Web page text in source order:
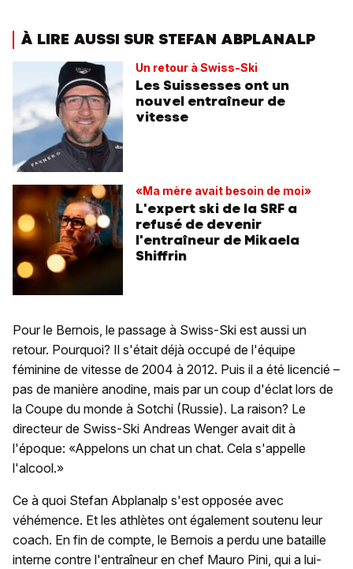
À LIRE AUSSI SUR STEFAN ABPLANALP
Un retour à Swiss-Ski
Les Suissesses ont un
nouvel entraîneur de
vitesse
«Ma mère avait besoin de moi»
L'expert ski de la SRF a
refusé de devenir
l'entraîneur de Mikaela
Shiffrin
Pour le Bernois, le passage à Swiss-Ski est aussi un
retour. Pourquoi? Il s'était déjà occupé de l'équipe
féminine de vitesse de 2004 à 2012. Puis il a été licencié –
pas de manière anodine, mais par un coup d'éclat lors de
la Coupe du monde à Sotchi (Russie). La raison? Le
directeur de Swiss-Ski Andreas Wenger avait dit à
l'époque: «Appelons un chat un chat. Cela s'appelle
l'alcool.»
Ce à quoi Stefan Abplanalp s'est opposée avec
véhémence. Et les athlètes ont également soutenu leur
coach. En fin de compte, le Bernois a perdu une bataille
interne contre l'entraîneur en chef Mauro Pini, qui a lui-